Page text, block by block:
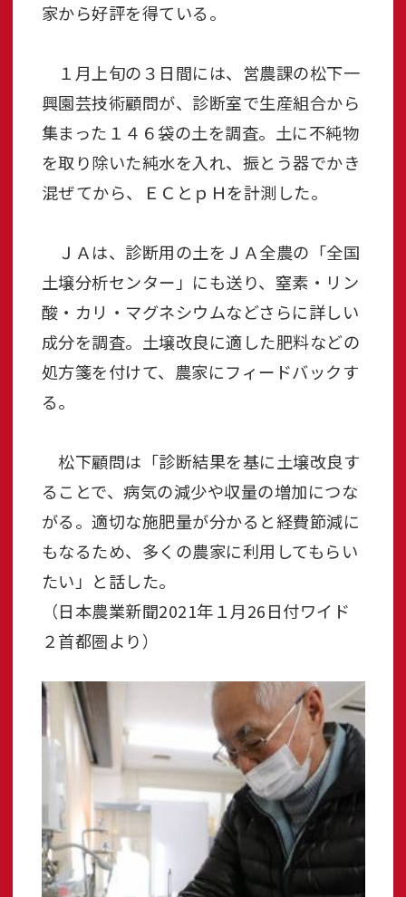
家から好評を得ている。
１月上旬の３日間には、営農課の松下一
興園芸技術顧問が、診断室で生産組合から
集まった１４６袋の土を調査。土に不純物
を取り除いた純水を入れ、振とう器でかき
混ぜてから、ＥＣとｐＨを計測した。
ＪＡは、診断用の土をＪＡ全農の「全国
土壌分析センター」にも送り、窒素・リン
酸・カリ・マグネシウムなどさらに詳しい
成分を調査。土壌改良に適した肥料などの
処方箋を付けて、農家にフィードバックす
る。
松下顧問は「診断結果を基に土壌改良す
ることで、病気の減少や収量の増加につな
がる。適切な施肥量が分かると経費節減に
もなるため、多くの農家に利用してもらい
たい」と話した。
（日本農業新聞2021年１月26日付ワイド
２首都圏より）